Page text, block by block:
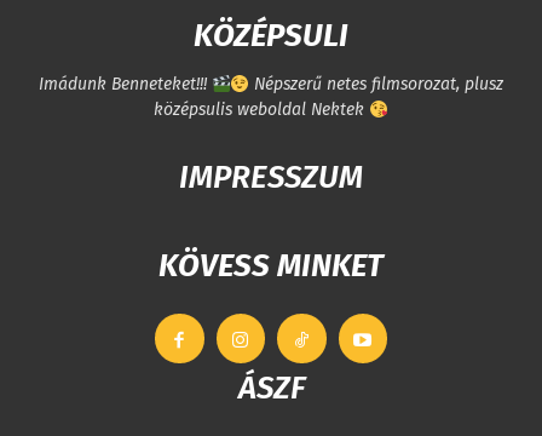
KÖZÉPSULI
Imádunk Benneteket!!!
Népszerű netes filmsorozat, plusz
középsulis weboldal Nektek
IMPRESSZUM
KÖVESS MINKET
ÁSZF